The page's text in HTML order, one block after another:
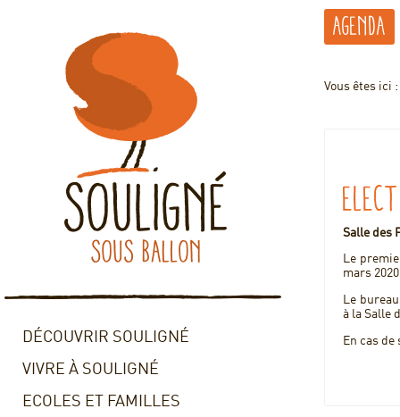
DÉCOUVRIR SOULIGNÉ
VIVRE À SOULIGNÉ
ECOLES ET FAMILLES
Agenda
Vous êtes ici :
Salle des
Le
mars
Le
à la Salle
En cas